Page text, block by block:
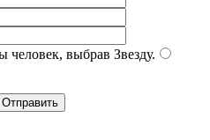
человек, выбрав Звезду.